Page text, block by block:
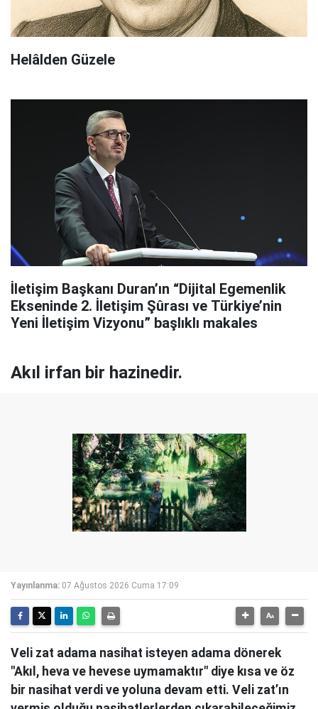
Helâlden Güzele
İletişim Başkanı Duran’ın “Dijital Egemenlik
Ekseninde 2. İletişim Şûrası ve Türkiye’nin
Yeni İletişim Vizyonu” başlıklı makales
Akıl irfan bir hazinedir.
Yayınlanma: 07 Ağustos 2026 Cuma 17:09
Veli zat adama nasihat isteyen adama dönerek
"Akıl, heva ve hevese uymamaktır" diye kısa ve öz
bir nasihat verdi ve yoluna devam etti. Veli zat’ın